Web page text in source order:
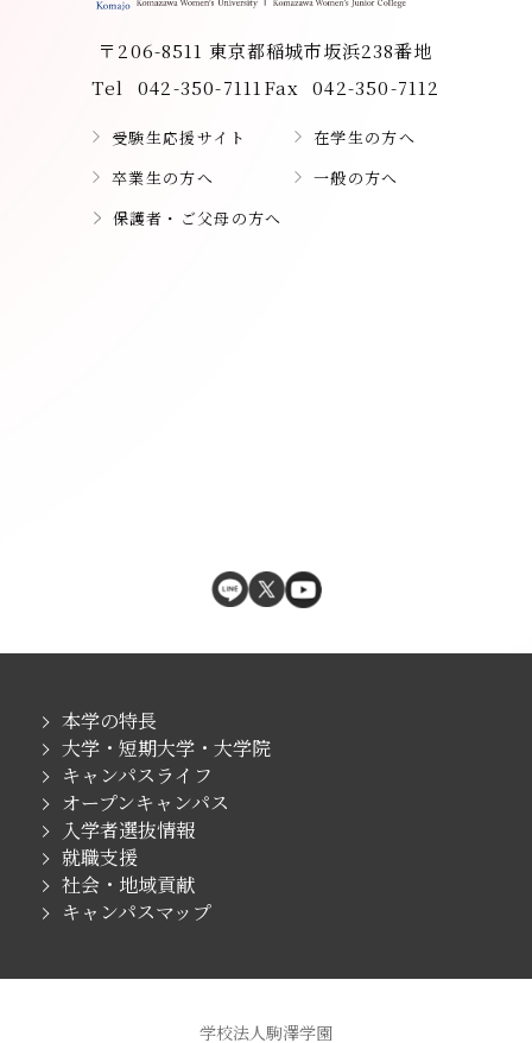
〒206-8511 東京都稲城市坂浜238番地
Tel
042-350-7111 Fax 042-350-7112
受験生応援サイト
在学生の方へ
卒業生の方へ
一般の方へ
保護者・ご父母の方へ
本学の特長
大学・短期大学・大学院
キャンパスライフ
オープンキャンパス
入学者選抜情報
就職支援
社会・地域貢献
キャンパスマップ
学校法人駒澤学園